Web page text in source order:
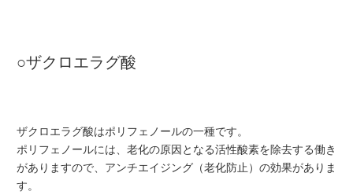
○ザクロエラグ酸
ザクロエラグ酸はポリフェノールの一種です。
ポリフェノールには、老化の原因となる活性酸素を除去する働き
がありますので、アンチエイジング（老化防止）の効果がありま
す。